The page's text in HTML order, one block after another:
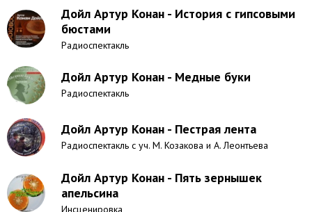
Дойл Артур Конан - История с гипсовыми
бюстами
Радиоспектакль
Дойл Артур Конан - Медные буки
Радиоспектакль
Дойл Артур Конан - Пестрая лента
Радиоспектакль с уч. М. Козакова и А. Леонтьева
Дойл Артур Конан - Пять зернышек
апельсина
Инсценировка